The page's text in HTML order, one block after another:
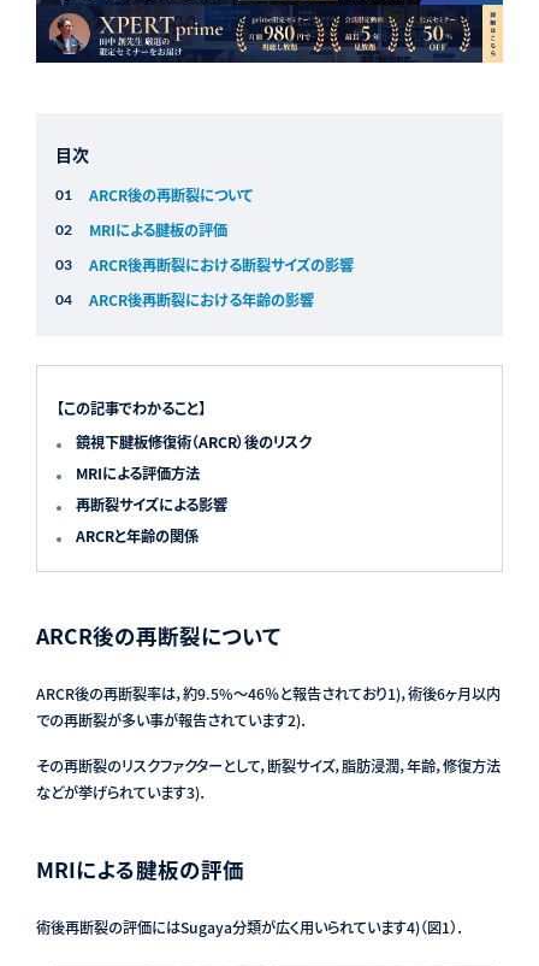
目次
ARCR後の再断裂について
MRIによる腱板の評価
ARCR後再断裂における断裂サイズの影響
ARCR後再断裂における年齢の影響
【この記事でわかること】
鏡視下腱板修復術（ARCR）後のリスク
MRIによる評価方法
再断裂サイズによる影響
ARCRと年齢の関係
ARCR後の再断裂について
ARCR後の再断裂率は，約9.5%〜46％と報告されており1)，術後6ヶ月以内
での再断裂が多い事が報告されています2)．
その再断裂のリスクファクターとして，断裂サイズ，脂肪浸潤，年齢，修復方法
などが挙げられています3)．
MRIによる腱板の評価
術後再断裂の評価にはSugaya分類が広く用いられています4)（図1）．